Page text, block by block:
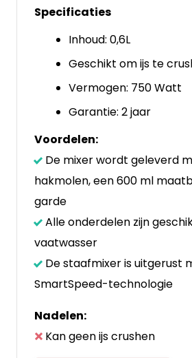
Specificaties
Inhoud: 0,6L
Geschikt om ijs te
Vermogen: 750 Watt
Garantie: 2 jaar
Voordelen:
De mixer wordt geleverd
hakmolen, een 600 ml
garde
Alle onderdelen zijn
vaatwasser
De staafmixer is uitgerust
SmartSpeed-technologie
Nadelen:
Kan geen ijs crushen